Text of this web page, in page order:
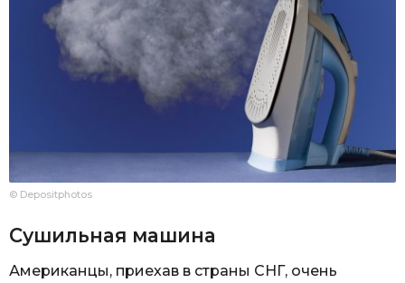
© Depositphotos
Сушильная машина
Американцы, приехав в страны СНГ, очень